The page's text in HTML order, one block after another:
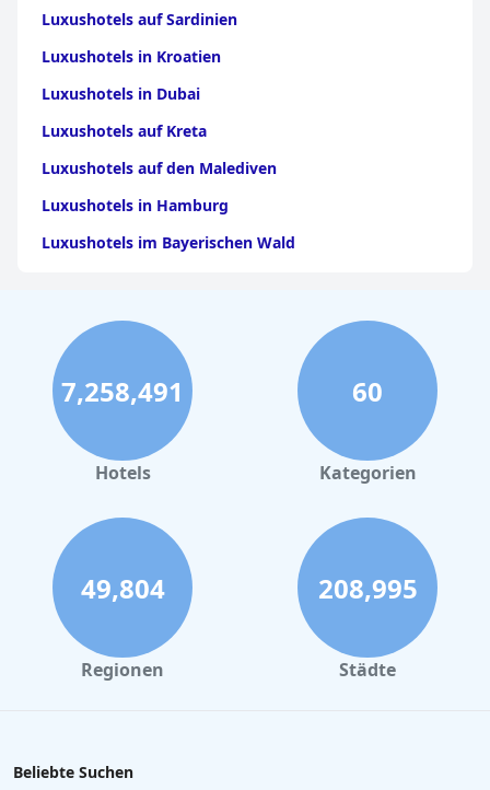
Luxushotels auf Sardinien
Luxushotels in Kroatien
Luxushotels in Dubai
Luxushotels auf Kreta
Luxushotels auf den Malediven
Luxushotels in Hamburg
Luxushotels im Bayerischen Wald
Luxushotels in Stuttgart
Luxushotels auf Gran Canaria
Luxushotels auf Mykonos
Luxushotels in Bozen
Luxushotels in Italien
Luxushotels auf Kos
Luxushotels auf Madeira
Luxushotels in Prag
Luxushotels in der Lüneburger Heide
7,258,491
Hotels
60
Kategorien
49,804
Regionen
208,995
Städte
Beliebte Suchen